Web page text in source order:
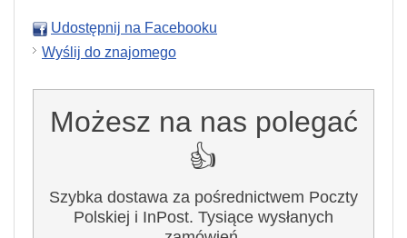
Udostępnij na Facebooku
Wyślij do znajomego
Możesz na nas polegać
👍
Szybka dostawa za pośrednictwem Poczty
Polskiej i InPost. Tysiące wysłanych